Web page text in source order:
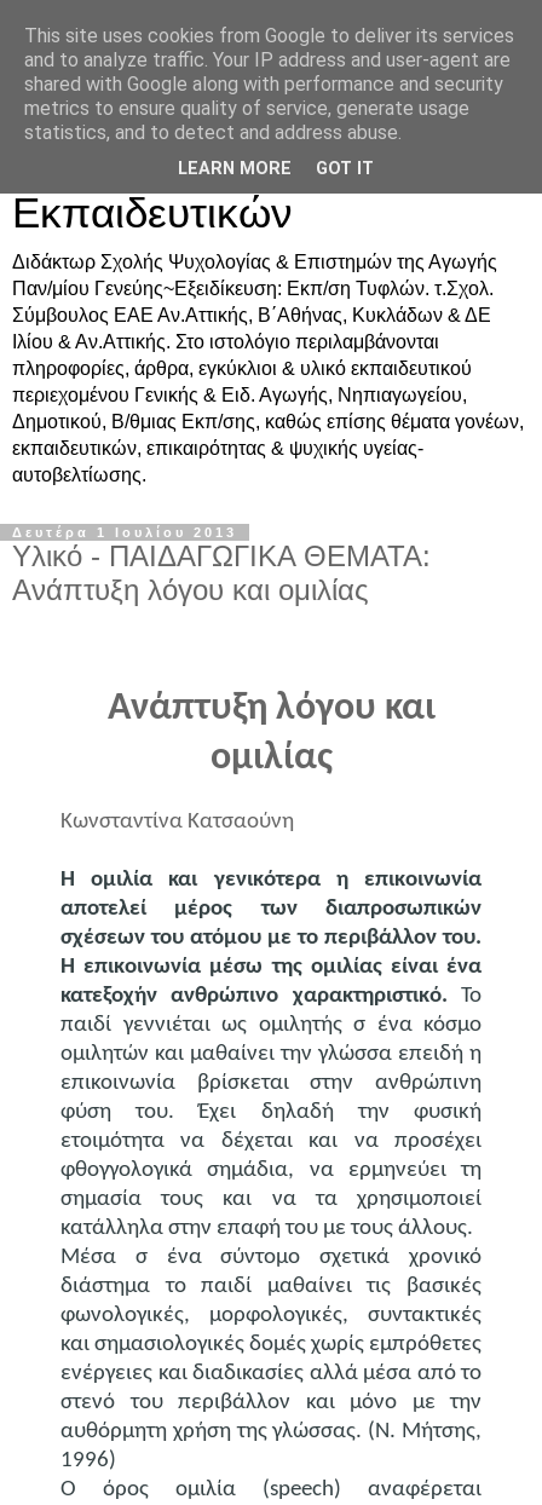
Δρ. Ράνια Χιουρέα-
Συμβουλευτική &
Υποστήριξη Γονέων &
Εκπαιδευτικών
Διδάκτωρ Σχολής Ψυχολογίας & Επιστημών της Αγωγής
Παν/μίου Γενεύης~Εξειδίκευση: Εκπ/ση Τυφλών. τ.Σχολ.
Σύμβουλος ΕΑΕ Αν.Αττικής, Β΄Αθήνας, Κυκλάδων & ΔΕ
Ιλίου & Αν.Αττικής. Στο ιστολόγιο περιλαμβάνονται
πληροφορίες, άρθρα, εγκύκλιοι & υλικό εκπαιδευτικού
περιεχομένου Γενικής & Ειδ. Αγωγής, Νηπιαγωγείου,
Δημοτικού, Β/θμιας Εκπ/σης, καθώς επίσης θέματα γονέων,
εκπαιδευτικών, επικαιρότητας & ψυχικής υγείας-
αυτοβελτίωσης.
Δευτέρα 1 Ιουλίου 2013
Υλικό - ΠΑΙΔΑΓΩΓΙΚΑ ΘΕΜΑΤΑ:
Ανάπτυξη λόγου και ομιλίας
Ανάπτυξη λόγου και
ομιλίας
Κωνσταντίνα Κατσαούνη
Η ομιλία και γενικότερα η επικοινωνία
αποτελεί μέρος των διαπροσωπικών
σχέσεων του ατόμου με το περιβάλλον του.
Η επικοινωνία μέσω της ομιλίας είναι ένα
κατεξοχήν ανθρώπινο χαρακτηριστικό. Το
παιδί γεννιέται ως ομιλητής σ ένα κόσμο
ομιλητών και μαθαίνει την γλώσσα επειδή η
επικοινωνία βρίσκεται στην ανθρώπινη
φύση του. Έχει δηλαδή την φυσική
ετοιμότητα να δέχεται και να προσέχει
φθογγολογικά σημάδια, να ερμηνεύει τη
σημασία τους και να τα χρησιμοποιεί
κατάλληλα στην επαφή του με τους άλλους.
Μέσα σ ένα σύντομο σχετικά χρονικό
διάστημα το παιδί μαθαίνει τις βασικές
φωνολογικές, μορφολογικές, συντακτικές
και σημασιολογικές δομές χωρίς εμπρόθετες
ενέργειες και διαδικασίες αλλά μέσα από το
στενό του περιβάλλον και μόνο με την
αυθόρμητη χρήση της γλώσσας. (Ν. Μήτσης,
1996)
Ο όρος ομιλία (speech) αναφέρεται
This site uses cookies from Google to deliver its services
and to analyze traffic. Your IP address and user-agent are
shared with Google along with performance and security
metrics to ensure quality of service, generate usage
statistics, and to detect and address abuse.
LEARN MORE GOT IT